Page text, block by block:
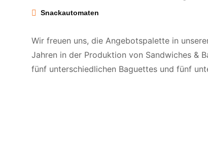
Snackautomaten
Wir freuen uns, die Angebotspalette in
Jahren in der Produktion von Sandwiches &
fünf unterschiedlichen Baguettes und fünf